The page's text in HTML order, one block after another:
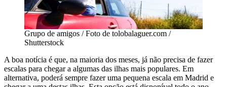
Grupo de amigos / Foto de tolobalaguer.com /
Shutterstock
A boa notícia é que, na maioria dos meses, já não precisa de fazer
escalas para chegar a algumas das ilhas mais populares. Em
alternativa, poderá sempre fazer uma pequena escala em Madrid e